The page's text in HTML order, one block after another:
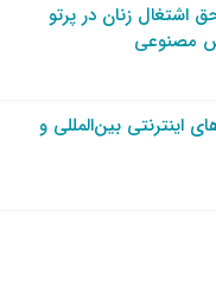
اشتغال زنان در پرتو
مصنوعی
اینترنتی بین‌المللی و